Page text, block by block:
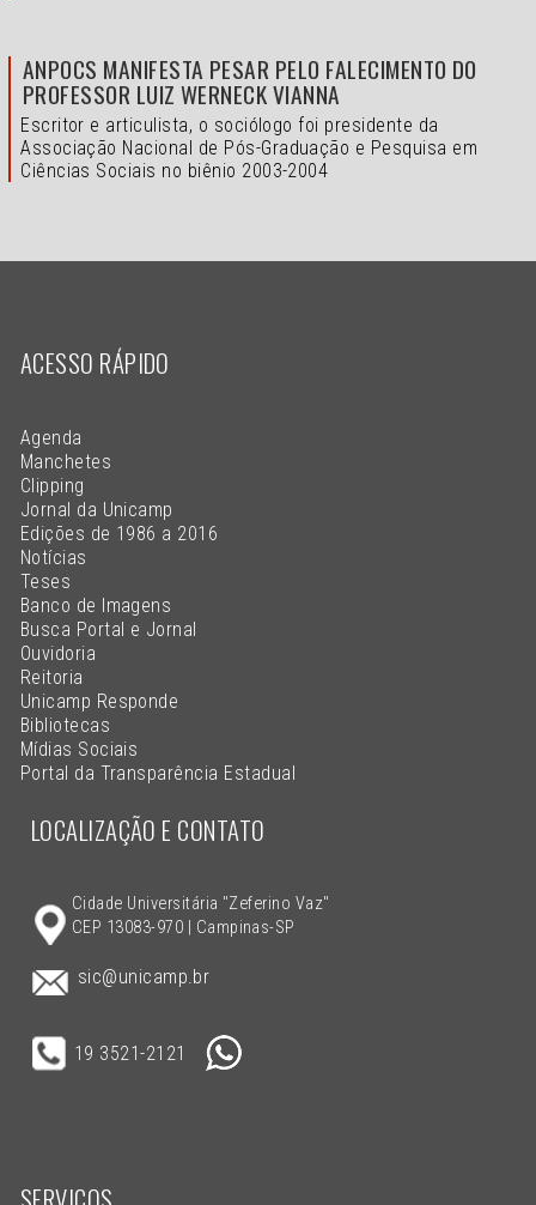
ANPOCS MANIFESTA PESAR PELO FALECIMENTO DO
PROFESSOR LUIZ WERNECK VIANNA
Escritor e articulista, o sociólogo foi presidente da
Associação Nacional de Pós-Graduação e Pesquisa em
Ciências Sociais no biênio 2003-2004
ACESSO RÁPIDO
Agenda
Manchetes
Clipping
Jornal da Unicamp
Edições de 1986 a 2016
Notícias
Teses
Banco de Imagens
Busca Portal e Jornal
Ouvidoria
Reitoria
Unicamp Responde
Bibliotecas
Mídias Sociais
Portal da Transparência Estadual
LOCALIZAÇÃO E CONTATO
Cidade Universitária "Zeferino Vaz"
CEP 13083-970 | Campinas-SP
sic@unicamp.br
19 3521-2121